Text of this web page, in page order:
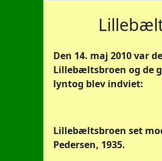
Den 14. maj 2010 var
Lillebæltsbroen og de
lyntog blev indviet:
Lillebæltsbroen set
Pedersen, 1935.